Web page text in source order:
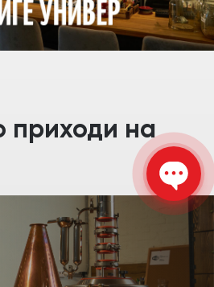
приходи на